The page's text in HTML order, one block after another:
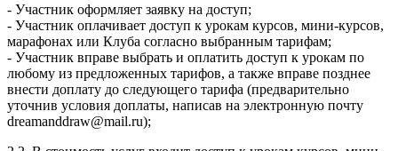
- Участник оформляет заявку на доступ;
- Участник оплачивает доступ к урокам курсов, мини-курсов,
марафонах или Клуба согласно выбранным тарифам;
- Участник вправе выбрать и оплатить доступ к урокам по
любому из предложенных тарифов, а также вправе позднее
внести доплату до следующего тарифа (предварительно
уточнив условия доплаты, написав на электронную почту
dreamanddraw@mail.ru);